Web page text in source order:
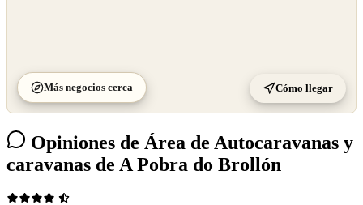
Más negocios cerca Cómo llegar
Opiniones de Área de Autocaravanas y
caravanas de A Pobra do Brollón